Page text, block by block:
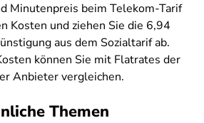
Minutenpreis beim Telekom-Tarif
Kosten und ziehen Sie die 6,94
aus dem Sozialtarif ab.
können Sie mit Flatrates der
Anbieter vergleichen.
Themen